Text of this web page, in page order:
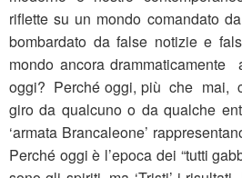
riflette su un mondo comandato
bombardato da false notizie e
mondo ancora drammaticamente
oggi? Perché oggi, più che mai,
giro da qualcuno o da qualche
‘armata Brancaleone’
Perché oggi è l’epoca dei “tutti